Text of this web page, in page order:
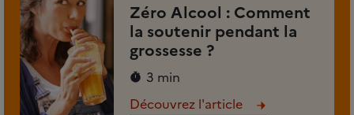
Zéro Alcool : Comment
la soutenir pendant la
grossesse ?
3 min
Découvrez l'article